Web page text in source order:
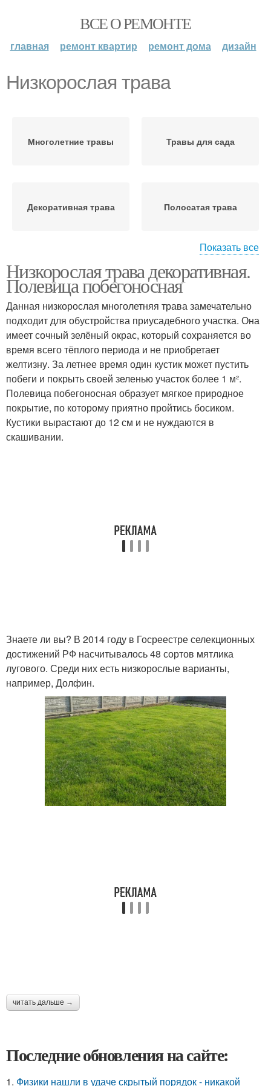
ВСЕ О РЕМОНТЕ
главная ремонт квартир ремонт дома дизайн
Низкорослая трава
Многолетние травы Травы для сада
Декоративная трава Полосатая трава
Декоративные травы
дизайне
Трава для сада
Показать все
Низкорослая трава декоративная.
Полевица побегоносная
Данная низкорослая многолетняя трава замечательно
подходит для обустройства приусадебного участка. Она
имеет сочный зелёный окрас, который сохраняется во
время всего тёплого периода и не приобретает
желтизну. За летнее время один кустик может пустить
побеги и покрыть своей зеленью участок более 1 м².
Полевица побегоносная образует мягкое природное
покрытие, по которому приятно пройтись босиком.
Кустики вырастают до 12 см и не нуждаются в
скашивании.
Знаете ли вы? В 2014 году в Госреестре селекционных
достижений РФ насчитывалось 48 сортов мятлика
лугового. Среди них есть низкорослые варианты,
например, Долфин.
читать дальше →
Последние обновления на сайте:
1. Физики нашли в удаче скрытый порядок - никакой